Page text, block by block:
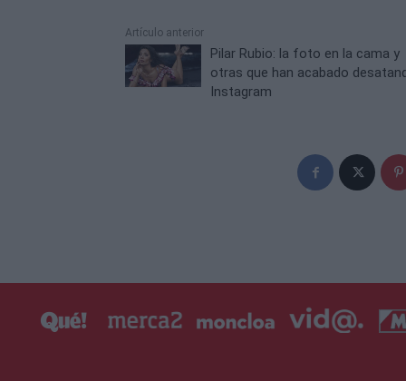
Artículo anterior
Pilar Rubio: la foto en la cama y
otras que han acabado
Instagram